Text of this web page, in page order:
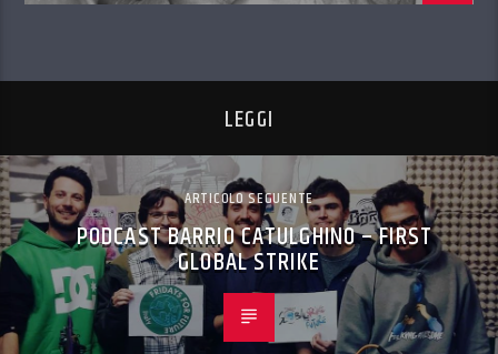
LEGGI
ARTICOLO SEGUENTE
PODCAST BARRIO CATULGHINO – FIRST
GLOBAL STRIKE